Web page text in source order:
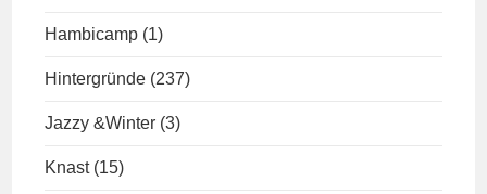
Hambicamp (1)
Hintergründe (237)
Jazzy &Winter (3)
Knast (15)